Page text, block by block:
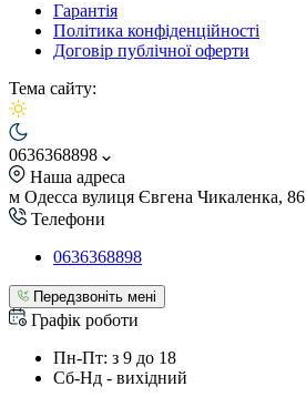
Гарантія
Політика конфіденційності
Договір публічної оферти
Тема сайту:
0636368898
Наша адреса
м Одесса вулиця Євгена Чикаленка, 86
Телефони
0636368898
Передзвоніть мені
Графік роботи
Пн-Пт: з 9 до 18
Сб-Нд - вихідний